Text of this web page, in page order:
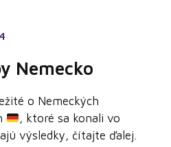
Nemecko
o Nemeckých
, ktoré sa konali vo
výsledky, čítajte ďalej.